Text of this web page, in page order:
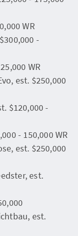
WR
-
WR
est. $250,000
$120,000 -
- 150,000 WR
est. $250,000
est.
est.